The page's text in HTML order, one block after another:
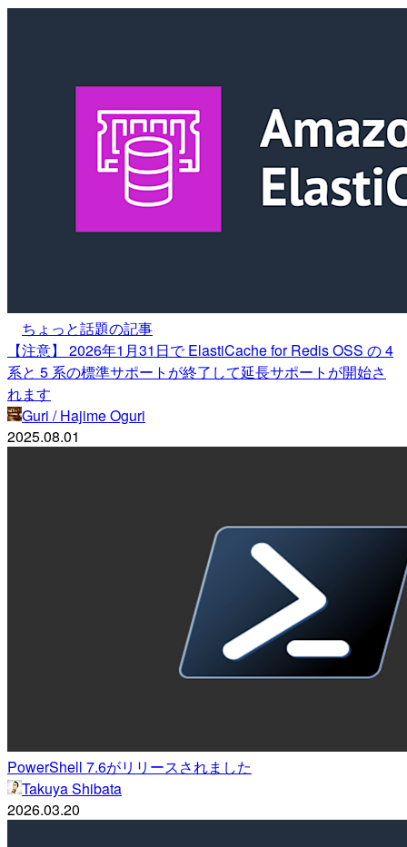
ちょっと話題の記事
【注意】 2026年1月31日で ElastiCache for Redis OSS の 4
系と 5 系の標準サポートが終了して延長サポートが開始さ
れます
Guri / Hajime Oguri
2025.08.01
PowerShell 7.6がリリースされました
Takuya Shibata
2026.03.20